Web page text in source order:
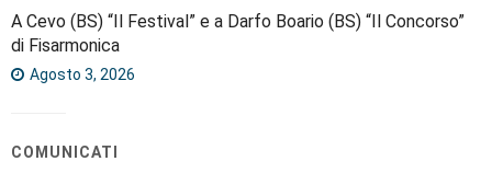
A Cevo (BS) “Il Festival” e a Darfo Boario (BS) “Il Concorso”
di Fisarmonica
Agosto 3, 2026
COMUNICATI